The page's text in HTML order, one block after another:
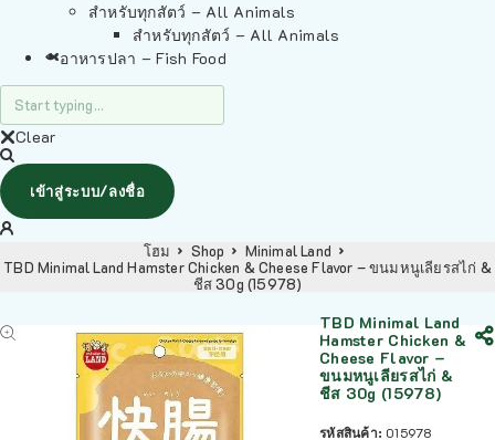
สำหรับทุกสัตว์ – All Animals
สำหรับทุกสัตว์ – All Animals
อาหารปลา – Fish Food
Clear
เข้าสู่ระบบ/ลงชื่อ
โฮม Shop
Minimal Land
TBD Minimal Land Hamster Chicken & Cheese Flavor – ขนมหนูเลียรสไก่ &
ชีส 30g (15978)
TBD Minimal Land
Hamster Chicken &
Cheese Flavor –
ขนมหนูเลียรสไก่ &
ชีส 30g (15978)
รหัสสินค้า: 015978